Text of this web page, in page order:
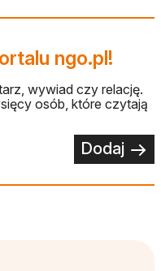
ngo.pl!
wywiad czy relację.
osób, które czytają
Dodaj